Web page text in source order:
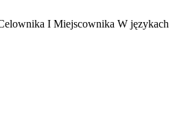
I Miejscownika W językach